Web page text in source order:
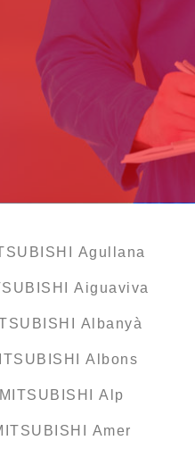
Agullana
Aiguaviva
Albanyà
Albons
Alp
Amer